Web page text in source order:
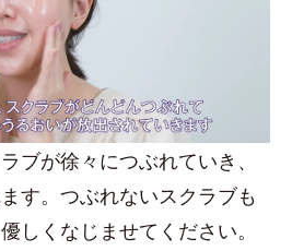
ブが徐々につぶれていき、
す。つぶれないスクラブも
しくなじませてください。